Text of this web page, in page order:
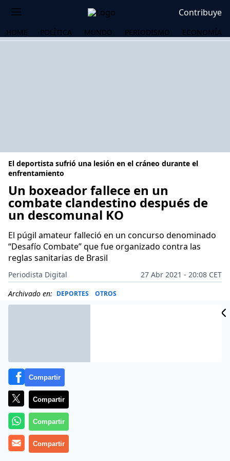
Contribuye
HOME POLÍTICA MUNDO PERIODISMO ECONOMÍA
El deportista sufrió una lesión en el cráneo durante el
enfrentamiento
Un boxeador fallece en un
combate clandestino después de
un descomunal KO
El púgil amateur falleció en un concurso denominado
“Desafío Combate” que fue organizado contra las
reglas sanitarias de Brasil
Periodista Digital
27 Abr 2021 - 20:08 CET
Archivado en: DEPORTES OTROS
Compartir
Compartir
Compartir
Compartir